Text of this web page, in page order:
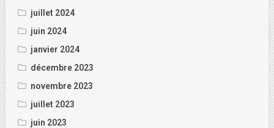
juillet 2024
juin 2024
janvier 2024
décembre 2023
novembre 2023
juillet 2023
juin 2023